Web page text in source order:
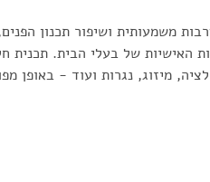
משמעותית ושיפור תכנון
האישיות של בעלי הבית. תכנית
מיזוג, נגרות ועוד - באופן